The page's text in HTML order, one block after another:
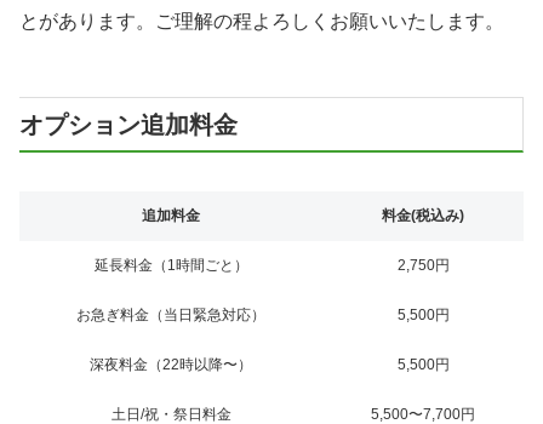
とがあります。ご理解の程よろしくお願いいたします。
オプション追加料金
追加料金 料金(税込み)
延長料金（1時間ごと） 2,750円
お急ぎ料金（当日緊急対応） 5,500円
深夜料金（22時以降〜） 5,500円
土日/祝・祭日料金 5,500〜7,700円